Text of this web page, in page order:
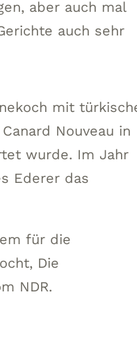
aber auch mal
auch sehr
mit
Nouveau in
wurde. Im Jahr
Ederer das
für die
Die
NDR.